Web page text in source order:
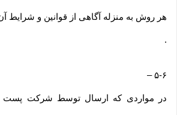
هر روش به منزله آگاهی از قوانین و شرایط
.
۵-۶–
در مواردی که ارسال توسط شرکت پست